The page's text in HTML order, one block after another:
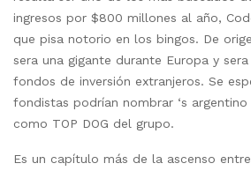
ingresos por $800 millones al año,
que pisa notorio en los bingos. De
sera una gigante durante Europa y
fondos de inversión extranjeros. Se
fondistas podrían nombrar ‘s
como TOP DOG del grupo.
Es un capítulo más de la ascenso